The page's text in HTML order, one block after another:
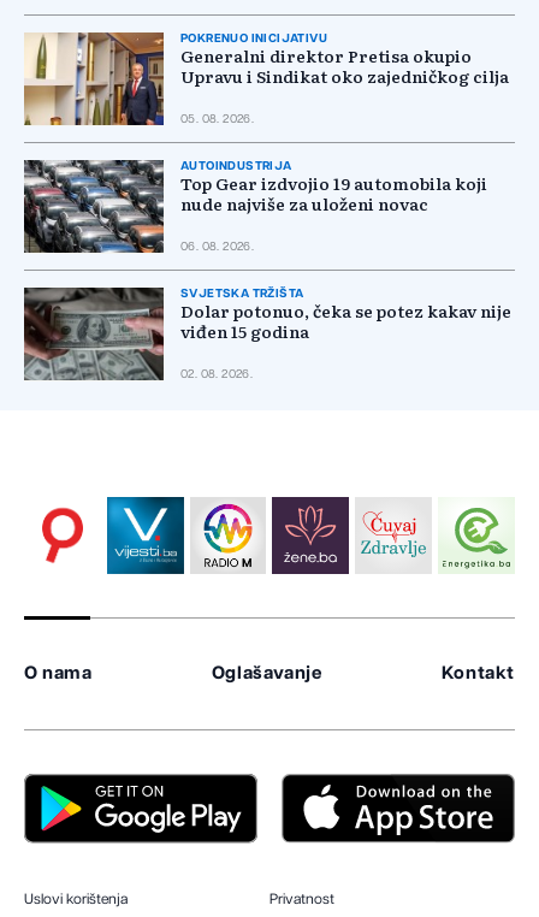
POKRENUO INICIJATIVU
Generalni direktor Pretisa okupio
Upravu i Sindikat oko zajedničkog cilja
05. 08. 2026.
AUTOINDUSTRIJA
Top Gear izdvojio 19 automobila koji
nude najviše za uloženi novac
06. 08. 2026.
SVJETSKA TRŽIŠTA
Dolar potonuo, čeka se potez kakav nije
viđen 15 godina
02. 08. 2026.
O nama Oglašavanje Kontakt
Uslovi korištenja Privatnost